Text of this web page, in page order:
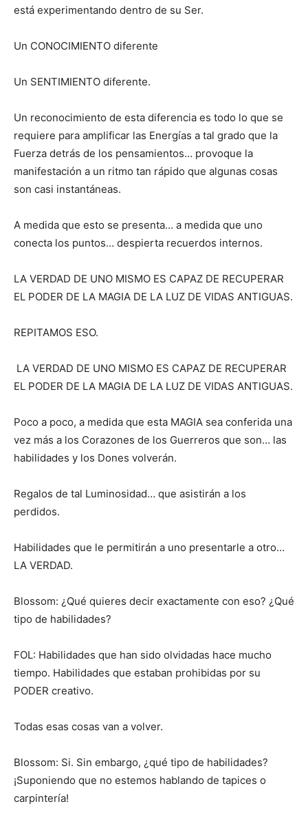
está experimentando dentro de su Ser.
Un CONOCIMIENTO diferente
Un SENTIMIENTO diferente.
Un reconocimiento de esta diferencia es todo lo que se
requiere para amplificar las Energías a tal grado que la
Fuerza detrás de los pensamientos… provoque la
manifestación a un ritmo tan rápido que algunas cosas
son casi instantáneas.
A medida que esto se presenta… a medida que uno
conecta los puntos… despierta recuerdos internos.
LA VERDAD DE UNO MISMO ES CAPAZ DE RECUPERAR
EL PODER DE LA MAGIA DE LA LUZ DE VIDAS ANTIGUAS.
REPITAMOS ESO.
LA VERDAD DE UNO MISMO ES CAPAZ DE RECUPERAR
EL PODER DE LA MAGIA DE LA LUZ DE VIDAS ANTIGUAS.
Poco a poco, a medida que esta MAGIA sea conferida una
vez más a los Corazones de los Guerreros que son… las
habilidades y los Dones volverán.
Regalos de tal Luminosidad… que asistirán a los
perdidos.
Habilidades que le permitirán a uno presentarle a otro…
LA VERDAD.
Blossom: ¿Qué quieres decir exactamente con eso? ¿Qué
tipo de habilidades?
FOL: Habilidades que han sido olvidadas hace mucho
tiempo. Habilidades que estaban prohibidas por su
PODER creativo.
Todas esas cosas van a volver.
Blossom: Si. Sin embargo, ¿qué tipo de habilidades?
¡Suponiendo que no estemos hablando de tapices o
carpintería!